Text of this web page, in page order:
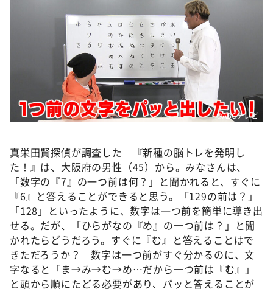
©️ABCテレビ
真栄田賢探偵が調査した 『新種の脳トレを発明し
た！』は、大阪府の男性（45）から。みなさんは、
「数字の『7』の一つ前は何？」と聞かれると、すぐに
『6』と答えることができると思う。「129の前は？」
「128」といったように、数字は一つ前を簡単に導き出
せる。だが、「ひらがなの『め』の一つ前は？」と聞
かれたらどうだろう。すぐに『む』と答えることはで
きただろうか？ 数字は一つ前がすぐ分かるのに、文
字なると「ま→み→む→め…だから一つ前は『む』」
と頭から順にたどる必要があり、パッと答えることが